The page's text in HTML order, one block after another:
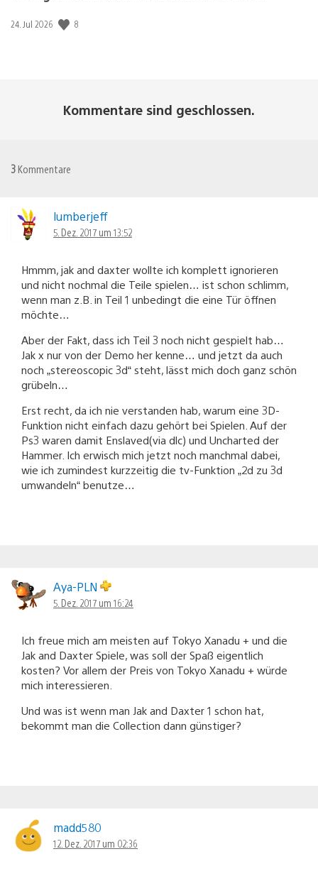
Veröffentlichungsdatum:
24. Jul 2026 8
Kommentare sind geschlossen.
3 Kommentare
lumberjeff
5. Dez. 2017 um 13:52
Hmmm, jak and daxter wollte ich komplett ignorieren
und nicht nochmal die Teile spielen… ist schon schlimm,
wenn man z.B. in Teil 1 unbedingt die eine Tür öffnen
möchte…
Aber der Fakt, dass ich Teil 3 noch nicht gespielt hab…
Jak x nur von der Demo her kenne… und jetzt da auch
noch „stereoscopic 3d“ steht, lässt mich doch ganz schön
grübeln…
Erst recht, da ich nie verstanden hab, warum eine 3D-
Funktion nicht einfach dazu gehört bei Spielen. Auf der
Ps3 waren damit Enslaved(via dlc) und Uncharted der
Hammer. Ich erwisch mich jetzt noch manchmal dabei,
wie ich zumindest kurzzeitig die tv-Funktion „2d zu 3d
umwandeln“ benutze…
Aya-PLN
5. Dez. 2017 um 16:24
Ich freue mich am meisten auf Tokyo Xanadu + und die
Jak and Daxter Spiele, was soll der Spaß eigentlich
kosten? Vor allem der Preis von Tokyo Xanadu + würde
mich interessieren.
Und was ist wenn man Jak and Daxter 1 schon hat,
bekommt man die Collection dann günstiger?
madd580
12. Dez. 2017 um 02:36